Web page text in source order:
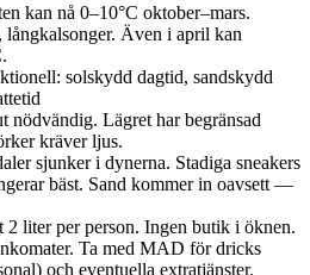
kan nå 0–10°C oktober–mars.
långkalsonger. Även i april kan
solskydd dagtid, sandskydd
nödvändig. Lägret har begränsad
kräver ljus.
sjunker i dynerna. Stadiga sneakers
bäst. Sand kommer in oavsett —
liter per person. Ingen butik i öknen.
Ta med MAD för dricks
och eventuella extratjänster.